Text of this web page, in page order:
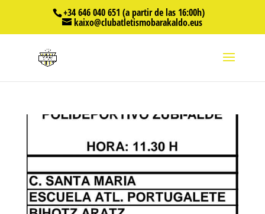
+34 646 040 651 (a partir de las 16:00h)
kaixo@clubatletismobarakaldo.eus